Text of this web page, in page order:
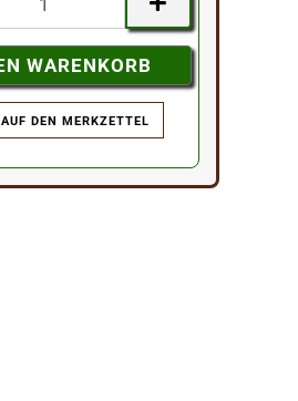
AUF DEN MERKZETTEL